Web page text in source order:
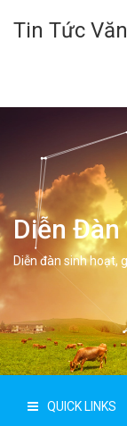
Tin Tức
Diễn Đàn
Diễn đàn sinh hoạt,
QUICK LINKS